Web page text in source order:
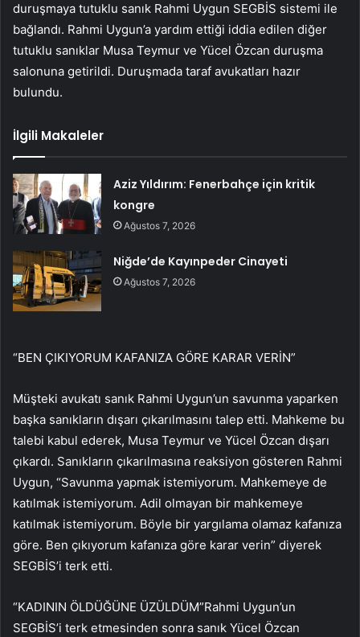
duruşmaya tutuklu sanık Rahmi Uygun SEGBİS sistemi ile
bağlandı. Rahmi Uygun’a yardım ettiği iddia edilen diğer
tutuklu sanıklar Musa Teymur ve Yücel Özcan duruşma
salonuna getirildi. Duruşmada taraf avukatları hazır
bulundu.
İlgili Makaleler
Aziz Yıldırım: Fenerbahçe için kritik
kongre
Ağustos 7, 2026
Niğde’de Kayınpeder Cinayeti
Ağustos 7, 2026
“BEN ÇIKIYORUM KAFANIZA GÖRE KARAR VERİN”
Müşteki avukatı sanık Rahmi Uygun’un savunma yaparken
başka sanıkların dışarı çıkarılmasını talep etti. Mahkeme bu
talebi kabul ederek, Musa Teymur ve Yücel Özcan dışarı
çıkardı. Sanıkların çıkarılmasına reaksiyon gösteren Rahmi
Uygun, “Savunma yapmak istemiyorum. Mahkemeye de
katılmak istemiyorum. Adil olmayan bir mahkemeye
katılmak istemiyorum. Böyle bir yargılama olamaz kafanıza
göre. Ben çıkıyorum kafanıza göre karar verin” diyerek
SEGBİS’i terk etti.
“KADININ ÖLDÜĞÜNE ÜZÜLDÜM”Rahmi Uygun’un
SEGBİS’i terk etmesinden sonra sanık Yücel Özcan